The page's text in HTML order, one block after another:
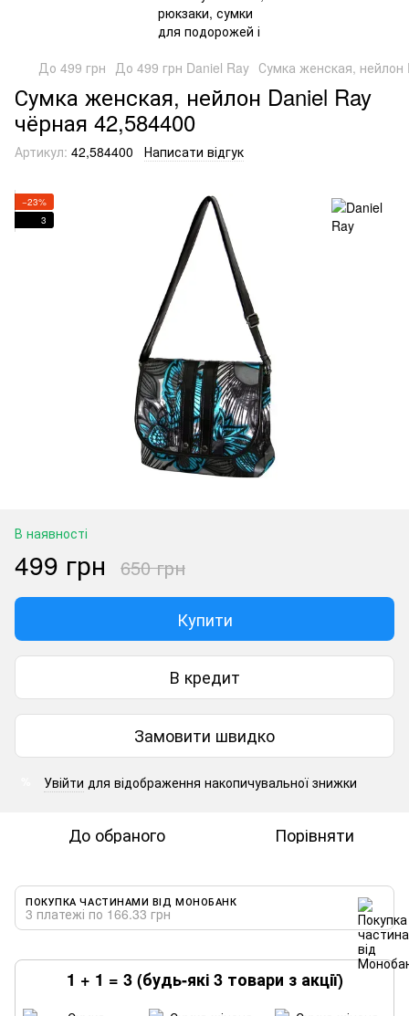
До 499 грн До 499 грн Daniel Ray Сумка женская, нейлон
Сумка женская, нейлон Daniel Ray
чёрная 42,584400
Артикул: 42,584400 Написати відгук
−23%
3
В наявності
499 грн 650 грн
Купити
В кредит
Замовити швидко
Увійти для відображення накопичувальної знижки
До обраного Порівняти
ПОКУПКА ЧАСТИНАМИ ВІД МОНОБАНК
3 платежі по 166.33 грн
1 + 1 = 3 (будь-які 3 товари з акції)